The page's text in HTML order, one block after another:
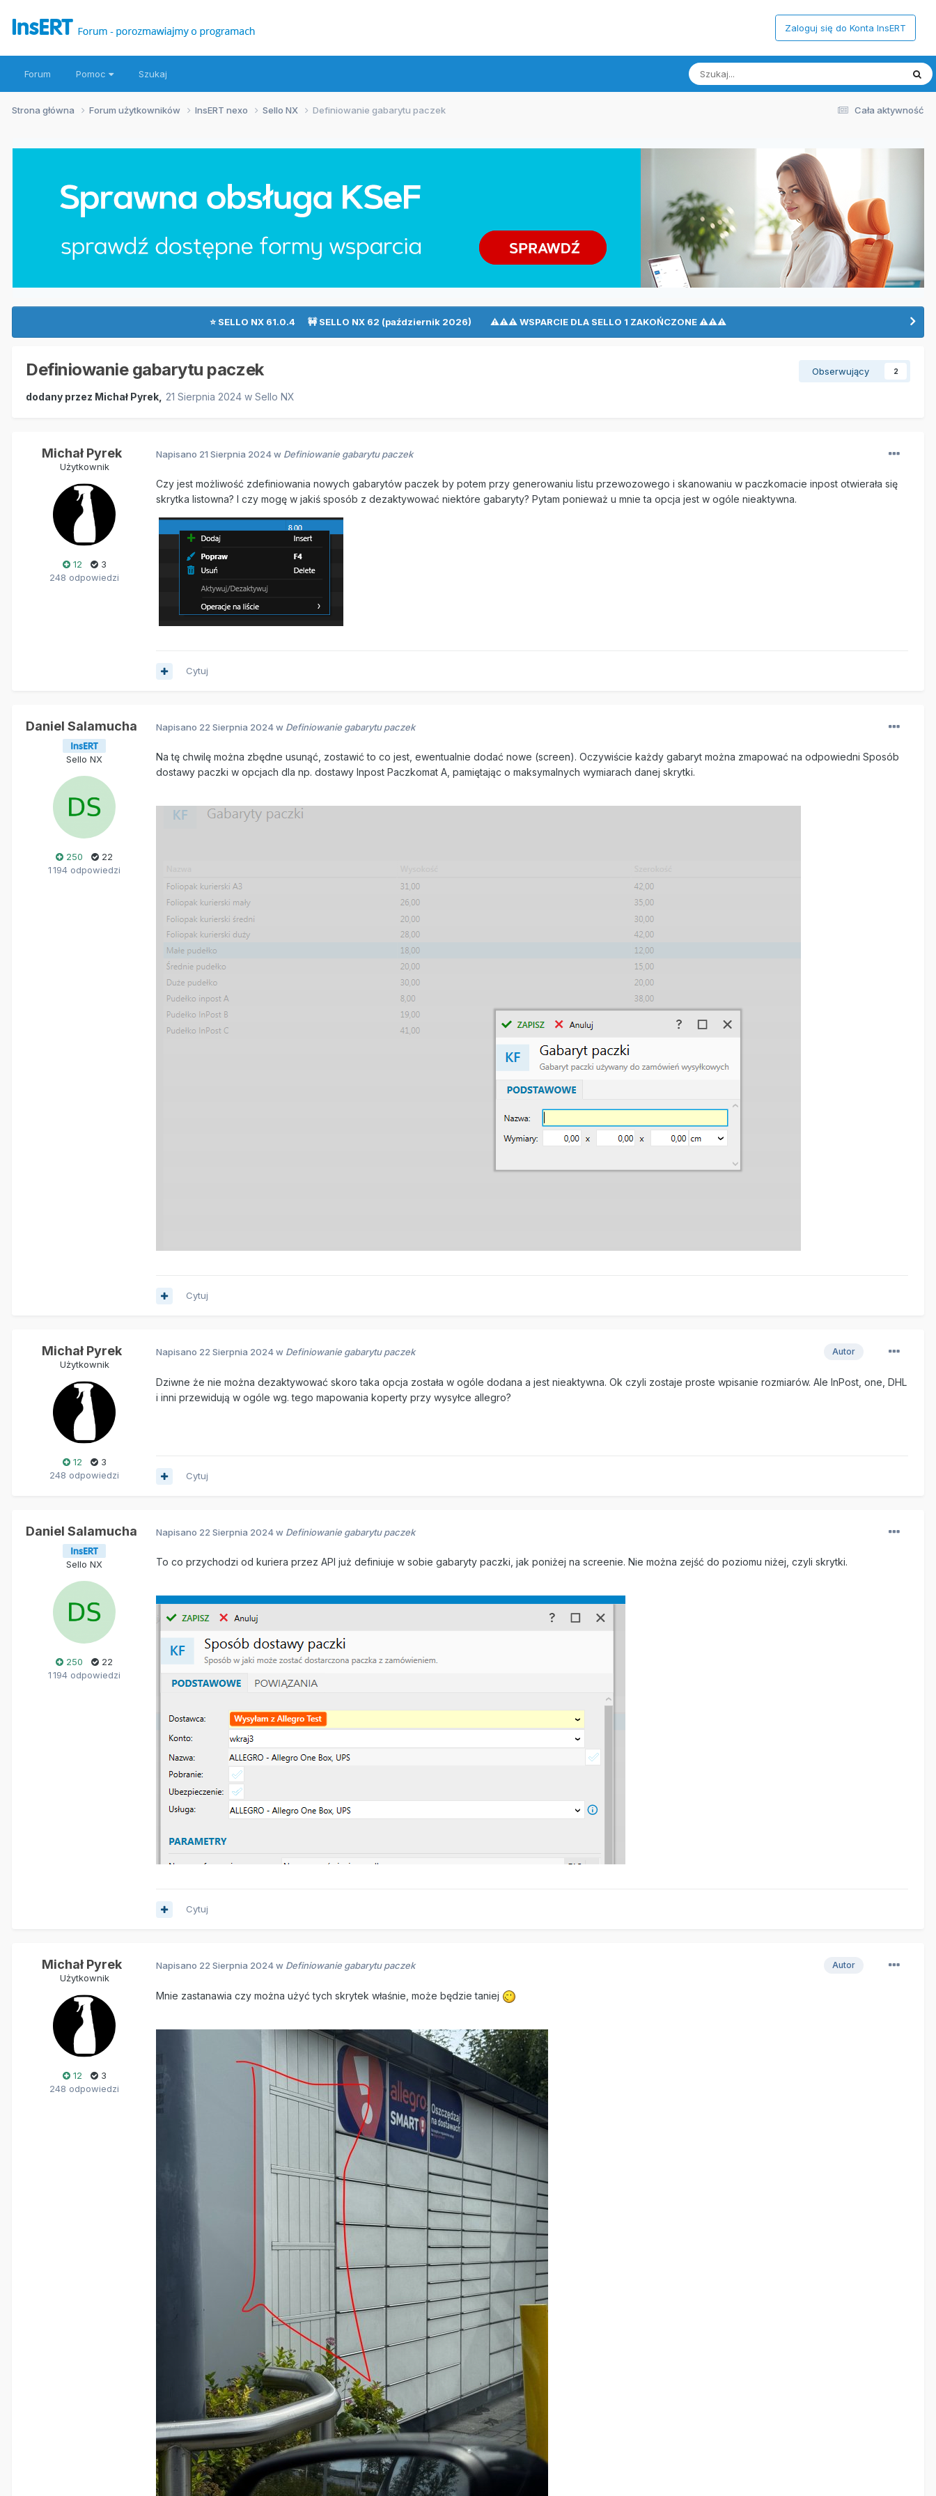
Zaloguj się do Konta InsERT
Forum Pomoc Szukaj
Cała aktywność
Strona główna Forum użytkowników InsERT nexo Sello NX Definiowanie gabarytu paczek
⭐ SELLO NX 61.0.4 🚧 SELLO NX 62 (październik 2026) ⚠⚠⚠ WSPARCIE DLA SELLO 1 ZAKOŃCZONE ⚠⚠⚠
Definiowanie gabarytu paczek Obserwujący 2
dodany przez Michał Pyrek 21 Sierpnia 2024 w Sello NX
Michał Pyrek
Użytkownik
12
3
248 odpowiedzi
Napisano 21 Sierpnia 2024w Definiowanie gabarytu paczek
Czy jest możliwość zdefiniowania nowych gabarytów paczek by potem przy generowaniu listu przewozowego i skanowaniu w paczkomacie inpost otwierała się
skrytka listowna? I czy mogę w jakiś sposób z dezaktywować niektóre gabaryty? Pytam ponieważ u mnie ta opcja jest w ogóle nieaktywna.
Cytuj
Daniel Salamucha
Sello NX
250
22
1 194 odpowiedzi
Napisano 22 Sierpnia 2024w Definiowanie gabarytu paczek
Na tę chwilę można zbędne usunąć, zostawić to co jest, ewentualnie dodać nowe (screen). Oczywiście każdy gabaryt można zmapować na odpowiedni Sposób
dostawy paczki w opcjach dla np. dostawy Inpost Paczkomat A, pamiętając o maksymalnych wymiarach danej skrytki.
Cytuj
Michał Pyrek
Użytkownik
12
3
248 odpowiedzi
Autor
Napisano 22 Sierpnia 2024w Definiowanie gabarytu paczek
Dziwne że nie można dezaktywować skoro taka opcja została w ogóle dodana a jest nieaktywna. Ok czyli zostaje proste wpisanie rozmiarów. Ale InPost, one, DHL
i inni przewidują w ogóle wg. tego mapowania koperty przy wysyłce allegro?
Cytuj
Daniel Salamucha
Sello NX
250
22
1 194 odpowiedzi
Napisano 22 Sierpnia 2024w Definiowanie gabarytu paczek
To co przychodzi od kuriera przez API już definiuje w sobie gabaryty paczki, jak poniżej na screenie. Nie można zejść do poziomu niżej, czyli skrytki.
Cytuj
Michał Pyrek
Użytkownik
12
3
248 odpowiedzi
Autor
Napisano 22 Sierpnia 2024w Definiowanie gabarytu paczek
Mnie zastanawia czy można użyć tych skrytek właśnie, może będzie taniej